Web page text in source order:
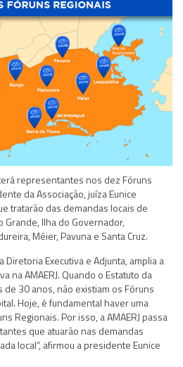
representantes nos dez Fóruns
da Associação, juíza Eunice
tratarão das demandas locais de
Grande, Ilha do Governador,
Méier, Pavuna e Santa Cruz.
Diretoria Executiva e Adjunta, amplia a
na AMAERJ. Quando o Estatuto da
de 30 anos, não existiam os Fóruns
Hoje, é fundamental haver uma
Regionais. Por isso, a AMAERJ passa
que atuarão nas demandas
local”, afirmou a presidente Eunice